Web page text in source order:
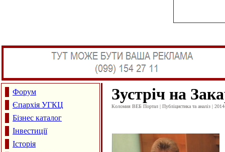
Форум
Єпархія УГКЦ
Бізнес каталог
Інвестиції
Історія
Зустріч на
Коломия ВЕБ Портал | Публіцистика та аналіз |